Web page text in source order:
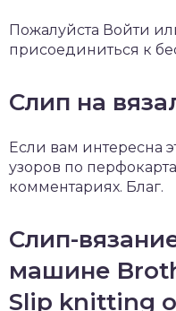
Пожалуйста Войти
присоединиться к
Слип на
Если вам интересна
узоров по
комментариях. Благ.
Слип-
машине
Slip knitting